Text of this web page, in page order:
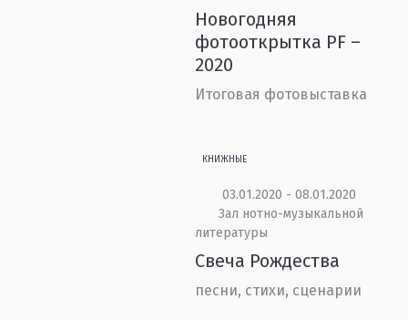
Новогодняя
фотооткрытка PF –
2020
Итоговая фотовыставка
КНИЖНЫЕ
03.01.2020 - 08.01.2020
Зал нотно-музыкальной
литературы
Свеча Рождества
песни, стихи, сценарии